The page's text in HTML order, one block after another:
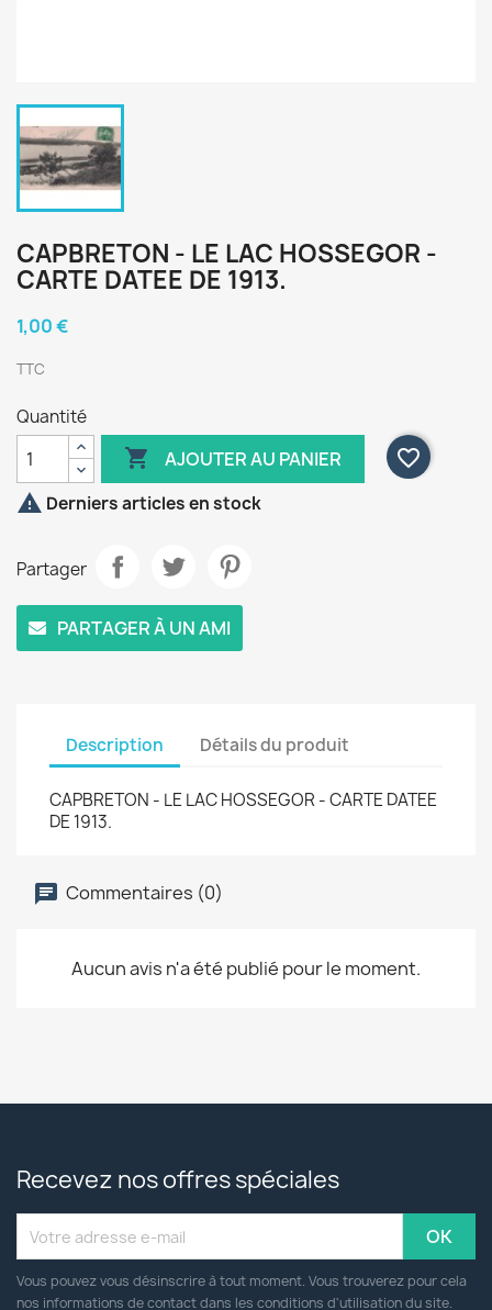
CAPBRETON - LE LAC HOSSEGOR -
CARTE DATEE DE 1913.
1,00 €
TTC
Quantité
 AJOUTER AU PANIER
favorite_border
 Derniers articles en stock
Partager
PARTAGER À UN AMI
Description Détails du produit
CAPBRETON - LE LAC HOSSEGOR - CARTE DATEE
DE 1913.
Commentaires (0)
Aucun avis n'a été publié pour le moment.
Recevez nos offres spéciales
Vous pouvez vous désinscrire à tout moment. Vous trouverez pour cela
nos informations de contact dans les conditions d'utilisation du site.